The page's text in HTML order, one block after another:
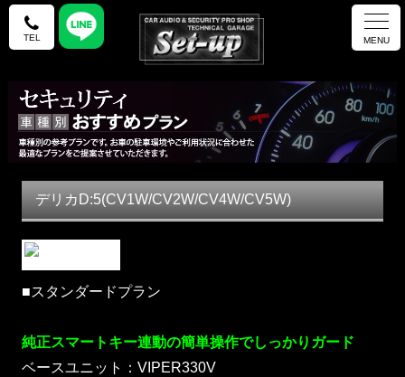
TEL MENU
デリカD:5(CV1W/CV2W/CV4W/CV5W)
■スタンダードプラン
純正スマートキー連動の簡単操作でしっかりガード
ベースユニット：VIPER330V